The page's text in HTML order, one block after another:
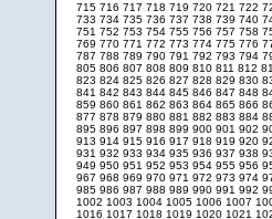
715 716 717 718 719 720 721 722
733 734 735 736 737 738 739 740
751 752 753 754 755 756 757 758
769 770 771 772 773 774 775 776
787 788 789 790 791 792 793 794
805 806 807 808 809 810 811 812
823 824 825 826 827 828 829 830
841 842 843 844 845 846 847 848
859 860 861 862 863 864 865 866
877 878 879 880 881 882 883 884
895 896 897 898 899 900 901 902
913 914 915 916 917 918 919 920
931 932 933 934 935 936 937 938
949 950 951 952 953 954 955 956
967 968 969 970 971 972 973 974
985 986 987 988 989 990 991 992
1002 1003 1004 1005 1006 1007
1016 1017 1018 1019 1020 1021